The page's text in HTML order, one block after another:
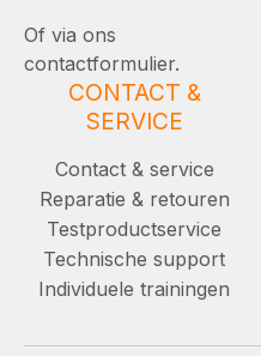
Of via ons
contactformulier.
CONTACT &
SERVICE
Contact & service
Reparatie & retouren
Testproductservice
Technische support
Individuele trainingen